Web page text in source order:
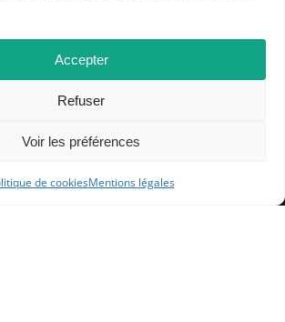
Accepter
Refuser
Voir les préférences
de cookiesMentions légales
APHG
des professeurs d'histoire et géographie
+ 33 0(1) 42 33 62 37
6541 – 75065 Paris Cedex 02
CONTACTEZ-NOUS